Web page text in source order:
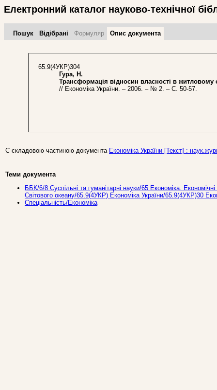
Електронний каталог науково-технічної
Пошук Відібрані Формуляр Опис документа
65.9(4УКР)304
Гура, Н.
Трансформація відносин власності в житловому
// Економіка України. – 2006. – № 2. – С. 50-57.
Є складовою частиною документа Економіка України [Текст] :
Теми документа
ББК/6/8 Суспільні та гуманітарні науки/65 Економіка.
Світового океану/65.9(4УКР) Економіка України/65.9(4УКР)30
Спеціальність/Економіка